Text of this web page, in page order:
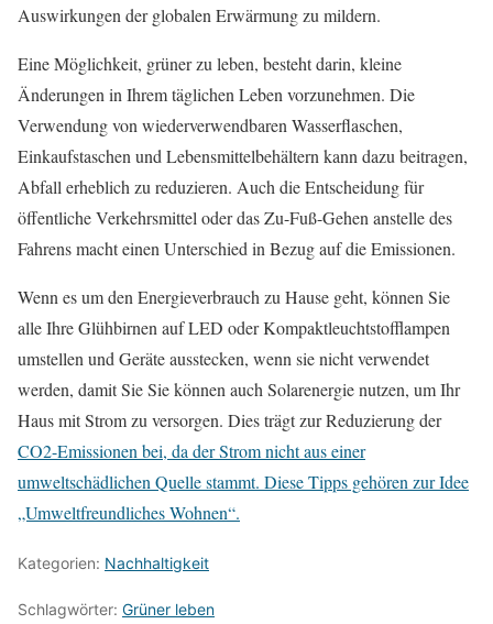
Auswirkungen der globalen Erwärmung zu mildern.
Eine Möglichkeit, grüner zu leben, besteht darin, kleine
Änderungen in Ihrem täglichen Leben vorzunehmen. Die
Verwendung von wiederverwendbaren Wasserflaschen,
Einkaufstaschen und Lebensmittelbehältern kann dazu beitragen,
Abfall erheblich zu reduzieren. Auch die Entscheidung für
öffentliche Verkehrsmittel oder das Zu-Fuß-Gehen anstelle des
Fahrens macht einen Unterschied in Bezug auf die Emissionen.
Wenn es um den Energieverbrauch zu Hause geht, können Sie
alle Ihre Glühbirnen auf LED oder Kompaktleuchtstofflampen
umstellen und Geräte ausstecken, wenn sie nicht verwendet
werden, damit Sie Sie können auch Solarenergie nutzen, um Ihr
Haus mit Strom zu versorgen. Dies trägt zur Reduzierung der
CO2-Emissionen bei, da der Strom nicht aus einer
umweltschädlichen Quelle stammt. Diese Tipps gehören zur Idee
„Umweltfreundliches Wohnen“.
Kategorien: Nachhaltigkeit
Schlagwörter: Grüner leben